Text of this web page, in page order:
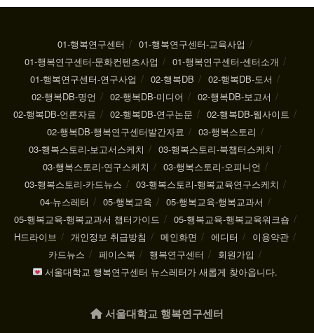
01-행복연구센터
01-행복연구센터-교육사업
01-행복연구센터-문화컨텐츠사업
01-행복연구센터-센터소개
01-행복연구센터-연구사업
02-행복DB
02-행복DB-도서
02-행복DB-명언
02-행복DB-미디어
02-행복DB-보고서
02-행복DB-언론자료
02-행복DB-연구논문
02-행복DB-웹사이트
02-행복DB-행복연구센터발간자료
03-행복스토리
03-행복스토리-보고서스케치
03-행복스토리-북챕터스케치
03-행복스토리-연구스케치
03-행복스토리-오피니언
03-행복스토리-카드뉴스
03-행복스토리-행복교육연구스케치
04-뉴스레터
05-행복교육
05-행복교육-행복교과서
05-행복교육-행복교과서 챕터가이드
05-행복교육-행복교육워크숍
H드라이브
개인정보 취급방침 메인화면 에디터
이용약관
카드뉴스
페이스북 행복연구센터
회원가입
서울대학교 행복연구센터 뉴스레터가 새롭게 찾아옵니다.
서울대학교 행복연구센터